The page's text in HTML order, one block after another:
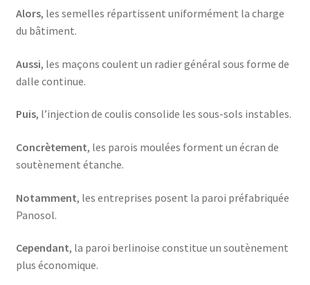
Alors, les semelles répartissent uniformément la charge
du bâtiment.
Aussi, les maçons coulent un radier général sous forme de
dalle continue.
Puis, l’injection de coulis consolide les sous-sols instables.
Concrètement, les parois moulées forment un écran de
soutènement étanche.
Notamment, les entreprises posent la paroi préfabriquée
Panosol.
Cependant, la paroi berlinoise constitue un soutènement
plus économique.